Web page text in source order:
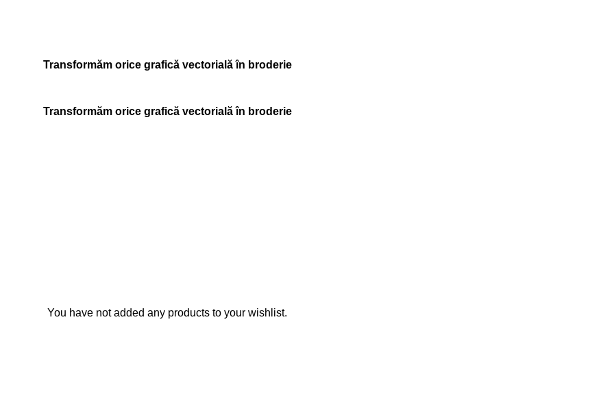
Transformăm orice grafică vectorială în broderie
Transformăm orice grafică vectorială în broderie
You have not added any products to your wishlist.